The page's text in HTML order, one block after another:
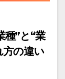
種”と“業
方の違い